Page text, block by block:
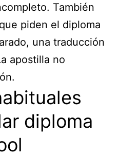
También
piden el diploma
una traducción
apostilla no
diploma